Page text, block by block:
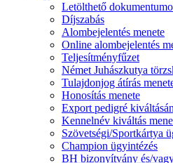
Letölthető
Díjszabás
Alombejelentés menete
Online alombejelentés
Teljesítményfűzet
Német Juhászkutya
Tulajdonjog átírás
Honosítás menete
Export pedigré
Kennelnév kiváltás
Szövetségi/Sportkártya
Champion ügyintézés
BH bizonyítvány és/